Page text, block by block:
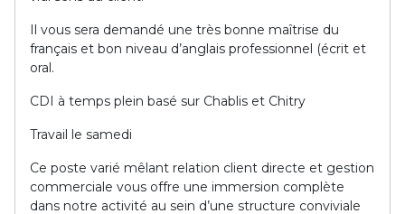
Il vous sera demandé une très bonne maîtrise du
français et bon niveau d’anglais professionnel (écrit et
oral.
CDI à temps plein basé sur Chablis et Chitry
Travail le samedi
Ce poste varié mêlant relation client directe et gestion
commerciale vous offre une immersion complète
dans notre activité au sein d’une structure conviviale